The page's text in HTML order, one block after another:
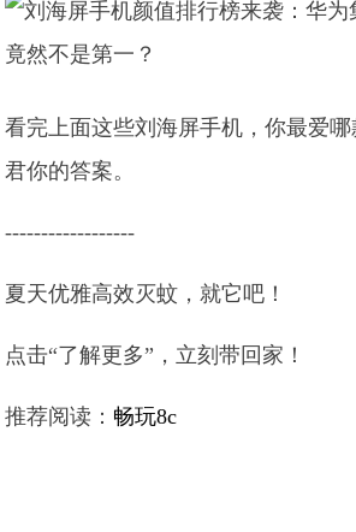
看完上面这些刘海屏手机，你最爱
君你的答案。
------------------
夏天优雅高效灭蚊，就它吧！
点击“了解更多”，立刻带回家！
推荐阅读： 畅玩8c